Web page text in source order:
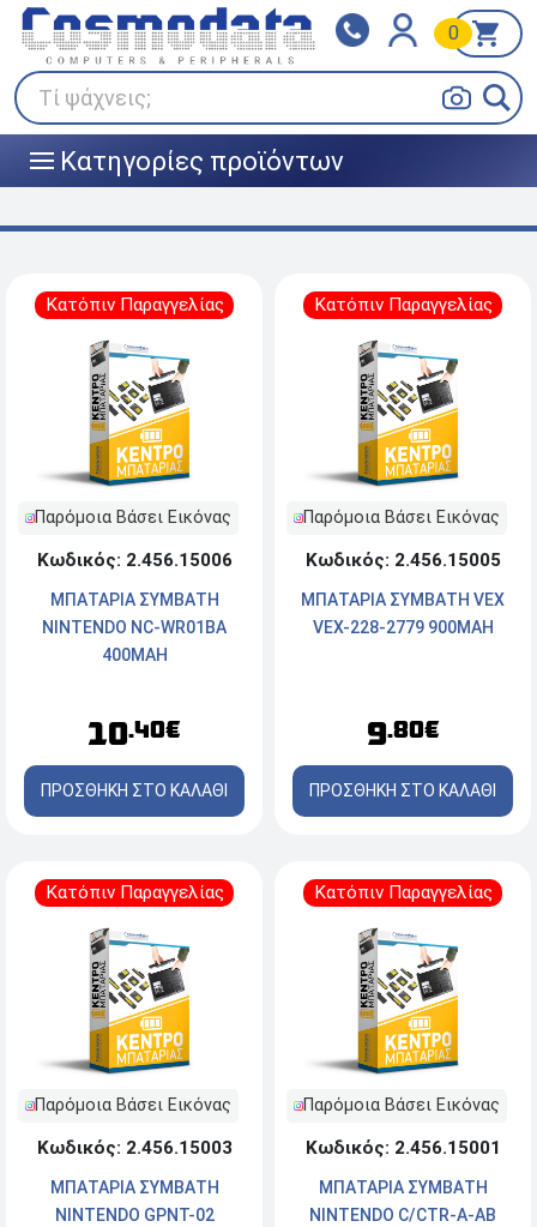
Τί ψάχνεις;
0
||| Κατηγορίες προϊόντων
Klarna
Πληρώστε σε 3
άτοκες δόσεις
BOX NOW
Κατόπιν Παραγγελίας
Παρόμοια Βάσει Εικόνας
Κωδικός: 2.456.15006
ΜΠΑΤΑΡΙΑ ΣΥΜΒΑΤΗ
NINTENDO NC-WR01BA
400MAH
10.40€
ΠΡΟΣΘΗΚΗ ΣΤΟ ΚΑΛΑΘΙ
Κατόπιν Παραγγελίας
Παρόμοια Βάσει Εικόνας
Κωδικός: 2.456.15005
ΜΠΑΤΑΡΙΑ ΣΥΜΒΑΤΗ VEX
VEX-228-2779 900MAH
9.80€
ΠΡΟΣΘΗΚΗ ΣΤΟ ΚΑΛΑΘΙ
Κατόπιν Παραγγελίας
Παρόμοια Βάσει Εικόνας
Κωδικός: 2.456.15003
ΜΠΑΤΑΡΙΑ ΣΥΜΒΑΤΗ
NINTENDO GPNT-02
Κατόπιν Παραγγελίας
Παρόμοια Βάσει Εικόνας
Κωδικός: 2.456.15001
ΜΠΑΤΑΡΙΑ ΣΥΜΒΑΤΗ
NINTENDO C/CTR-A-AB